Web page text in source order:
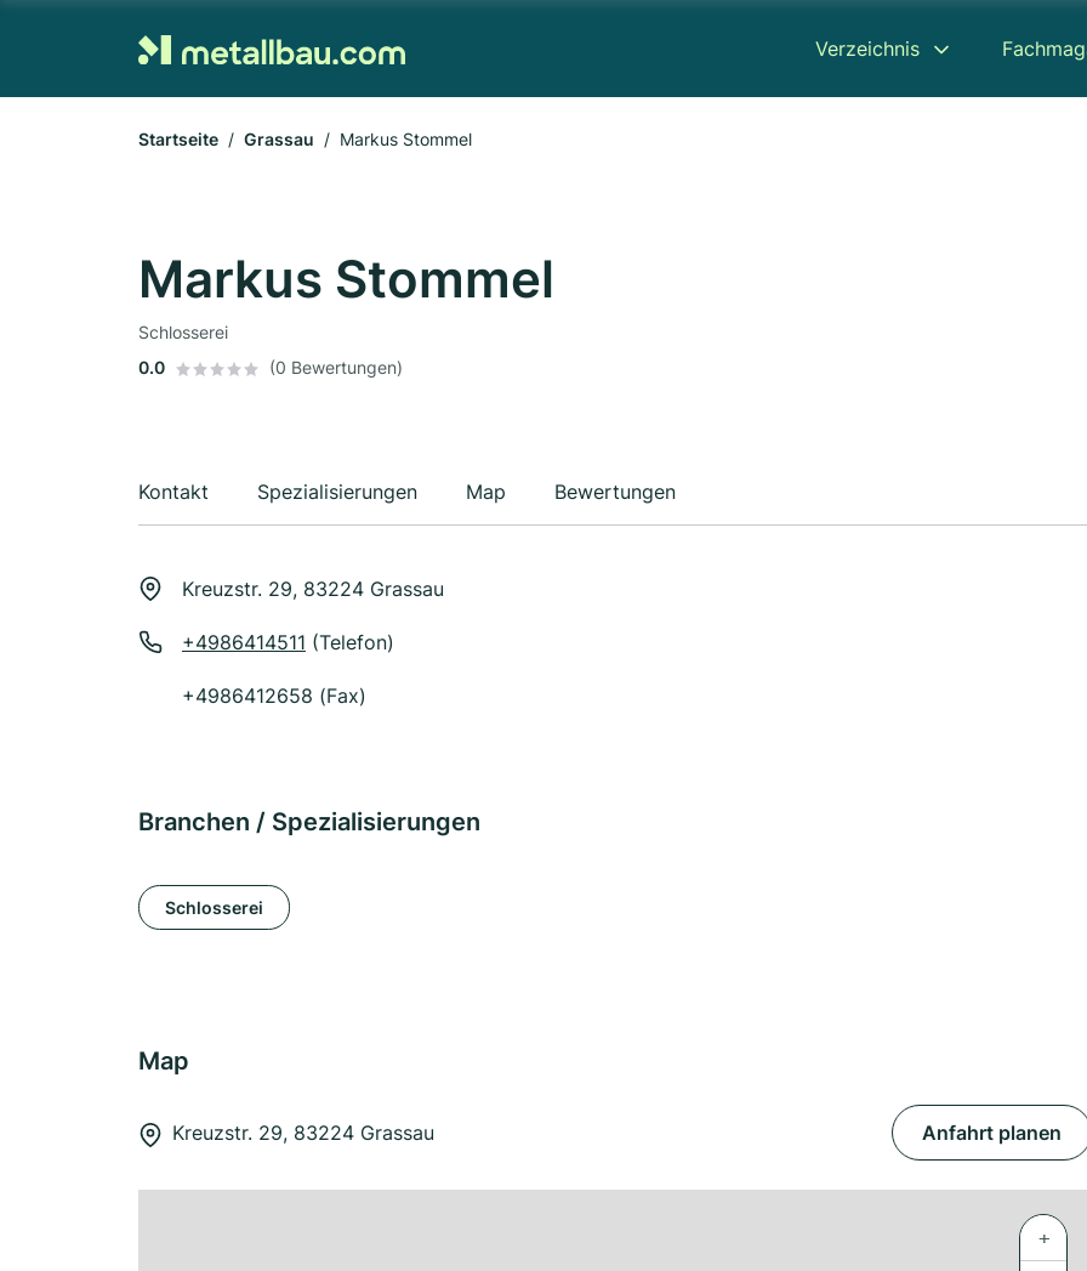
Verzeichnis
Startseite Grassau Markus Stommel
Markus Stommel
Schlosserei
0.0
(0 Bewertungen)
Kontakt Spezialisierungen Map Bewertungen
Kreuzstr. 29, 83224 Grassau
+4986414511 (Telefon)
+4986412658 (Fax)
Branchen / Spezialisierungen
Schlosserei
Map
Kreuzstr. 29, 83224 Grassau Anfahrt planen
+